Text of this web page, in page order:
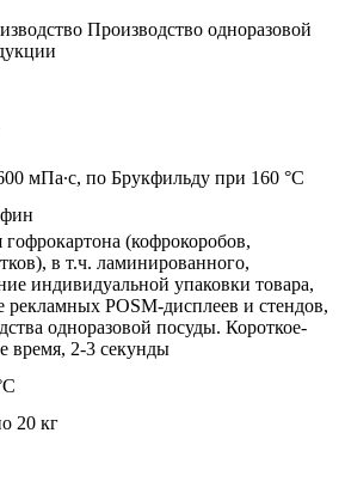
Производство одноразовой
мПа∙с, по Брукфильду при 160 °C
гофрокартона (кофрокоробов,
в т.ч. ламинированного,
индивидуальной упаковки товара,
рекламных POSM-дисплеев и стендов,
одноразовой посуды. Короткое-
время, 2-3 секунды
20 кг